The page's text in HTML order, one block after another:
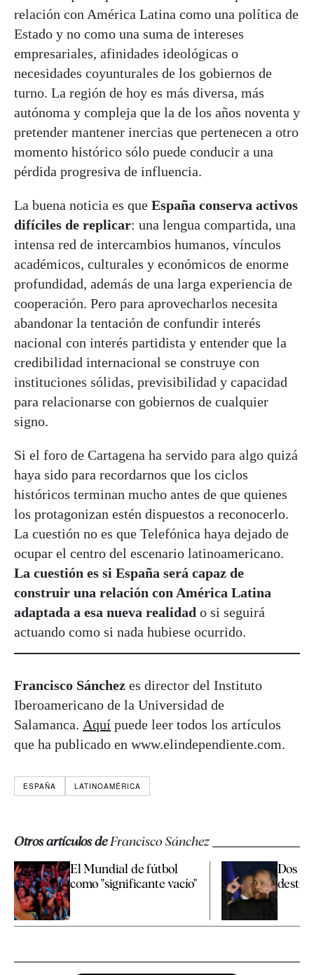
relación con América Latina como una política de
Estado y no como una suma de intereses
empresariales, afinidades ideológicas o
necesidades coyunturales de los gobiernos de
turno. La región de hoy es más diversa, más
autónoma y compleja que la de los años noventa y
pretender mantener inercias que pertenecen a otro
momento histórico sólo puede conducir a una
pérdida progresiva de influencia.
La buena noticia es que España conserva activos
difíciles de replicar: una lengua compartida, una
intensa red de intercambios humanos, vínculos
académicos, culturales y económicos de enorme
profundidad, además de una larga experiencia de
cooperación. Pero para aprovecharlos necesita
abandonar la tentación de confundir interés
nacional con interés partidista y entender que la
credibilidad internacional se construye con
instituciones sólidas, previsibilidad y capacidad
para relacionarse con gobiernos de cualquier
signo.
Si el foro de Cartagena ha servido para algo quizá
haya sido para recordarnos que los ciclos
históricos terminan mucho antes de que quienes
los protagonizan estén dispuestos a reconocerlo.
La cuestión no es que Telefónica haya dejado de
ocupar el centro del escenario latinoamericano.
La cuestión es si España será capaz de
construir una relación con América Latina
adaptada a esa nueva realidad o si seguirá
actuando como si nada hubiese ocurrido.
Francisco Sánchez es director del Instituto
Iberoamericano de la Universidad de
Salamanca. Aquí puede leer todos los artículos
que ha publicado en www.elindependiente.com.
ESPAÑA LATINOAMÉRICA
Otros artículos deFrancisco Sánchez
El Mundial de fútbol
como "significante vacío"
Dos